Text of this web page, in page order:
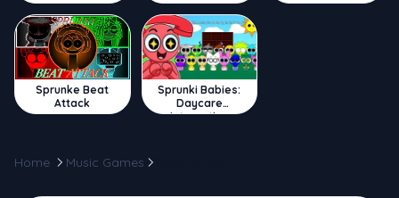
Sprunke Beat
Attack
Sprunki Babies:
Daycare
Interactive
Home Music Games